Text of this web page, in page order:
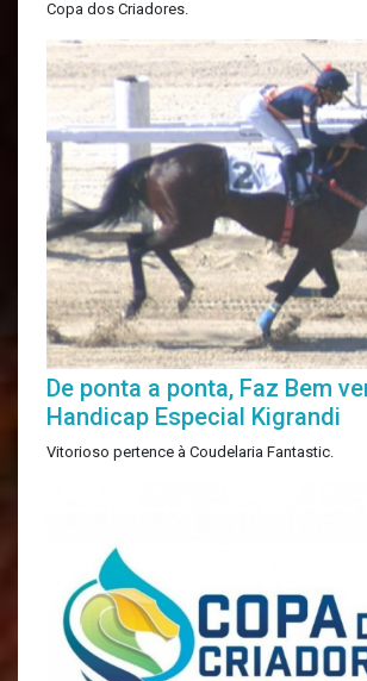
Copa dos Criadores.
De ponta a ponta, Faz Bem
Handicap Especial Kigrandi
Vitorioso pertence à Coudelaria Fantastic.